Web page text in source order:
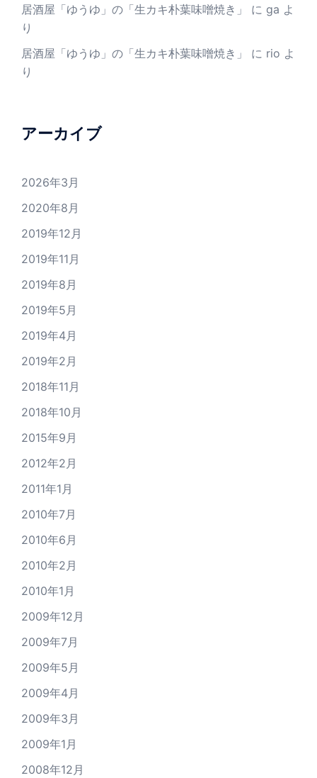
居酒屋「ゆうゆ」の「生カキ朴葉味噌焼き」 に ga よ
り
居酒屋「ゆうゆ」の「生カキ朴葉味噌焼き」
に rio よ
り
アーカイブ
2026年3月
2020年8月
2019年12月
2019年11月
2019年8月
2019年5月
2019年4月
2019年2月
2018年11月
2018年10月
2015年9月
2012年2月
2011年1月
2010年7月
2010年6月
2010年2月
2010年1月
2009年12月
2009年7月
2009年5月
2009年4月
2009年3月
2009年1月
2008年12月